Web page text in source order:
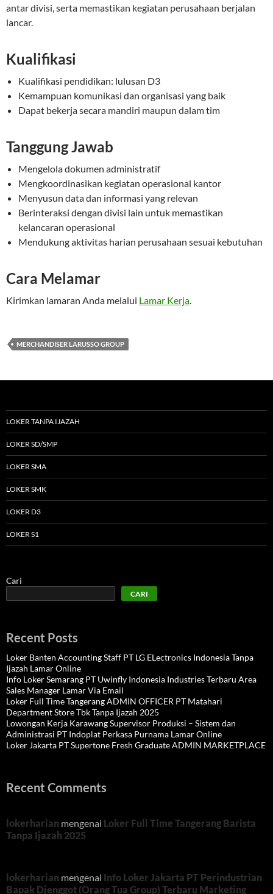
antar divisi, serta memastikan kegiatan perusahaan berjalan
lancar.
Kualifikasi
Kualifikasi pendidikan: lulusan D3
Kemampuan komunikasi dan organisasi yang baik
Dapat bekerja secara mandiri maupun dalam tim
Tanggung Jawab
Mengelola dokumen administratif
Mengkoordinasikan kegiatan operasional kantor
Menyusun data dan informasi yang relevan
Berinteraksi dengan divisi lain untuk memastikan
kelancaran operasional
Mendukung aktivitas harian perusahaan sesuai kebutuhan
Cara Melamar
Kirimkan lamaran Anda melalui Lamar Kerja.
MERCHANDISER LARUSSO GROUP
LOKER TANPA IJAZAH
LOKER SD/SMP
LOKER SMA
LOKER SMK
LOKER D3
LOKER S1
Cari
CARI
Recent Posts
Loker Banten Accounting Staff PT LG ELectronics Indonesia Tanpa
Ijazah Lamar Online
Info Loker Semarang PT Uwinfly Indonesia Industries Terbaru Area
Sales Manager Lamar Via Email
Loker Full Time Tangerang ADMIN OFFICER PT Matahari
Department Store Tbk Tanpa Ijazah 2025
Lowongan Kerja Karawang Supervisor Produksi – Sistem dan
Administrasi PT Indoplat Perkasa Purnama Lamar Online
Loker Jakarta PT Supertone Fresh Graduate ADMIN MARKETPLACE
Recent Comments
lokerharian mengenai Loker Full Time Tangerang Barista
Tanpa Ijazah 2025
lokerharian mengenai Info Loker Jakarta PT Perindustrian
Bapak Djenggot (Orang Tua Group) Terbaru Marketing